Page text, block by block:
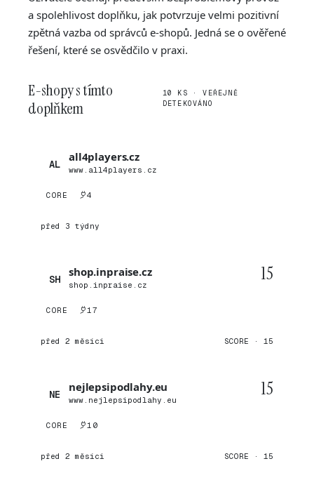
a spolehlivost doplňku, jak potvrzuje velmi pozitivní
zpětná vazba od správců e-shopů. Jedná se o ověřené
řešení, které se osvědčilo v praxi.
E-shopy s tímto
doplňkem
10 KS · VEŘEJNĚ
DETEKOVÁNO
AL
all4players.cz
www.all4players.cz
CORE 4
před 3 týdny
SH
shop.inpraise.cz
shop.inpraise.cz
15
CORE 17
před 2 měsíci SCORE · 15
NE
nejlepsipodlahy.eu
www.nejlepsipodlahy.eu
15
CORE 10
před 2 měsíci SCORE · 15